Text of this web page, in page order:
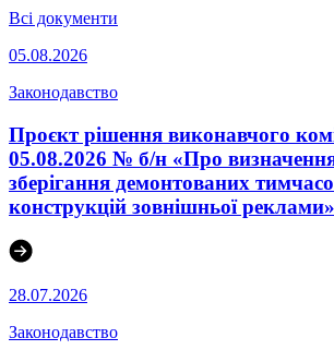
Всі документи
05.08.2026
Законодавство
Проєкт рішення виконавчого
05.08.2026 № б/н «Про
зберігання демонтованих
конструкцій зовнішньої реклами»
28.07.2026
Законодавство